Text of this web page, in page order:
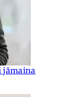
jāmaina